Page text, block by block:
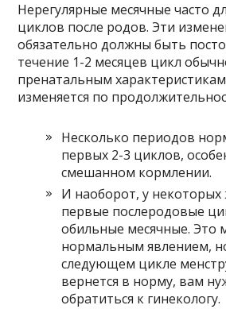
Нерегулярные месячные часто
циклов после родов. Эти
обязательно должны быть
течение 1-2 месяцев цикл
пренатальным
изменяется по
Несколько периодов
первых 2-3 циклов,
смешанном кормлении.
И наоборот, у
первые послеродовые
обильные месячные. Это
нормальным явлением,
следующем цикле
вернется в норму, вам
обратиться к гинекологу.